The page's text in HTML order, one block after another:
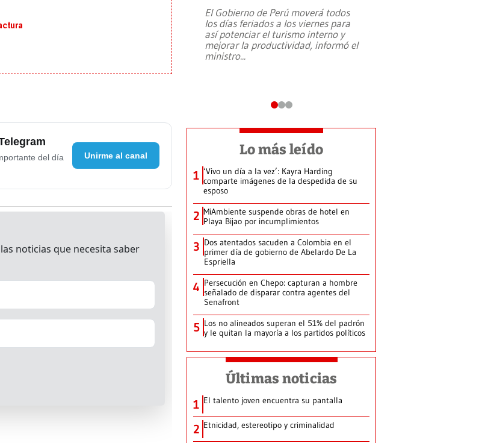
del día
Unirme al canal
Entre recuerdos y escuetas
candidatura...
El Gobierno de Perú moverá todos
los días feriados a los viernes para
así potenciar el turismo interno y
mejorar la productividad, informó el
ministro...
Lo más leído
1 ‘Vivo un día a la vez’: Kayra Harding
comparte imágenes de la despedida de su
esposo
2 MiAmbiente suspende obras de hotel en
Playa Bijao por incumplimientos
3 Dos atentados sacuden a Colombia en el
primer día de gobierno de Abelardo De La
Espriella
4 Persecución en Chepo: capturan a hombre
señalado de disparar contra agentes del
Senafront
5 Los no alineados superan el 51% del padrón
y le quitan la mayoría a los partidos políticos
Últimas noticias
1 El talento joven encuentra su pantalla​
2 Etnicidad, estereotipo y criminalidad